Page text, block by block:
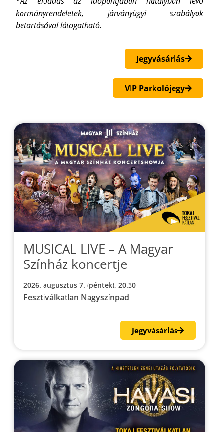
kormányrendeletek, járványügyi szabályok
betartásával látogatható.
Jegyvásárlás
VIP Parkolójegy
MUSICAL LIVE – A Magyar
Színház koncertje
2026. augusztus 7. (péntek), 20.30
Fesztiválkatlan Nagyszínpad
Jegyvásárlás